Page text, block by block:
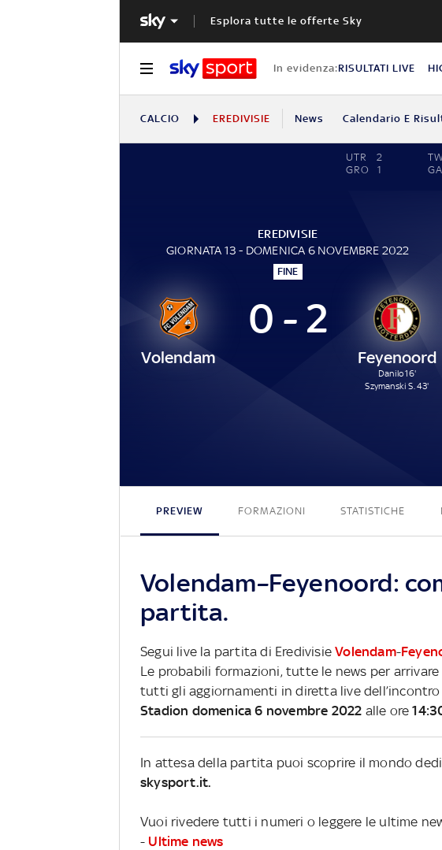
Esplora tutte le offerte Sky
In evidenza:RISULTATI LIVE
CALCIO EREDIVISIE News Calendario E
UTR
2
GRO
1
EREDIVISIE
GIORNATA 13 - DOMENICA 6 NOVEMBRE 2022
FINE
Volendam
0 - 2
Feyenoord
Danilo 16'
Szymanski S. 43'
PREVIEW FORMAZIONI STATISTICHE
Volendam–Feyenoord:
partita.
Segui live la partita di EredivisieVolendam-
Le probabili formazioni, tutte le news per
tutti gli aggiornamenti in diretta live
Stadion domenica 6 novembre 2022 alle ore
In attesa della partita puoi scoprire il mondo
skysport.it.
Vuoi rivedere tutti i numeri o leggere le ultime
- Ultime news